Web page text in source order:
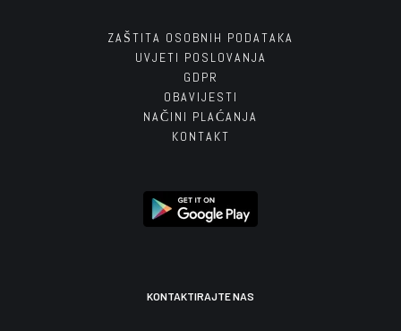
ZAŠTITA OSOBNIH PODATAKA
UVJETI POSLOVANJA
GDPR
OBAVIJESTI
NAČINI PLAĆANJA
KONTAKT
KONTAKTIRAJTE NAS